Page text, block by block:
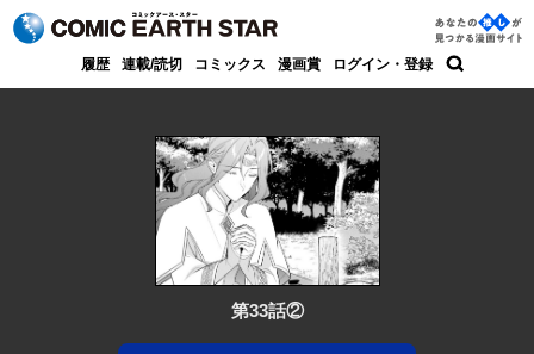
コミック アース・スター
あなた
の推し
履歴 連載/読切 コミックス 漫画賞 ログイン・登録
第33話②